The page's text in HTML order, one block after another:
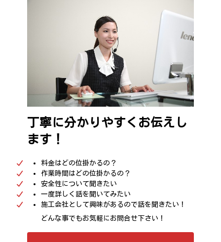
丁寧に分かりやすくお伝えし
ます！
料金はどの位掛かるの？
作業時間はどの位掛かるの？
安全性について聞きたい
一度詳しく話を聞いてみたい
施工会社として興味があるので話を聞きたい！
どんな事でもお気軽にお問合せ下さい！